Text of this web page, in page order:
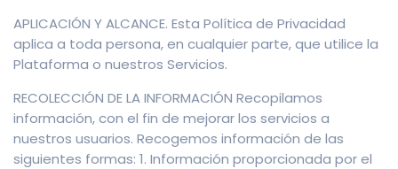
APLICACIÓN Y ALCANCE. Esta Política de Privacidad
aplica a toda persona, en cualquier parte, que utilice la
Plataforma o nuestros Servicios.
RECOLECCIÓN DE LA INFORMACIÓN Recopilamos
información, con el fin de mejorar los servicios a
nuestros usuarios. Recogemos información de las
siguientes formas: 1. Información proporcionada por el